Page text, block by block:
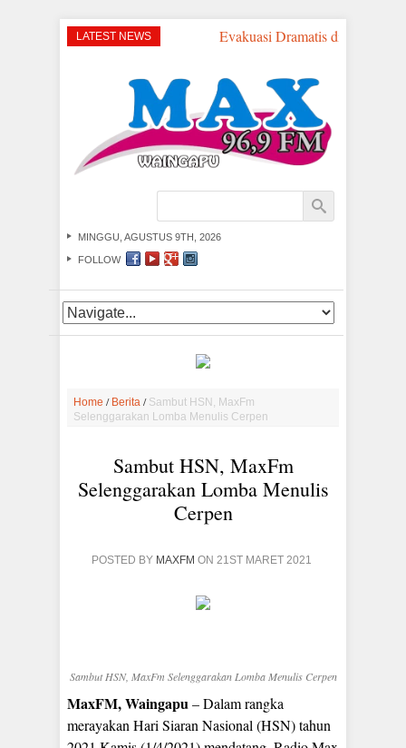
LATEST NEWS Evakuasi Dramatis di Perairan
MINGGU, AGUSTUS 9TH, 2026
FOLLOW
Home / Berita / Sambut HSN, MaxFm
Selenggarakan Lomba Menulis Cerpen
Sambut HSN, MaxFm
Selenggarakan Lomba Menulis
Cerpen
POSTED BY MAXFM ON 21ST MARET 2021
Sambut HSN, MaxFm Selenggarakan Lomba Menulis Cerpen
MaxFM, Waingapu– Dalam rangka
merayakan Hari Siaran Nasional (HSN) tahun